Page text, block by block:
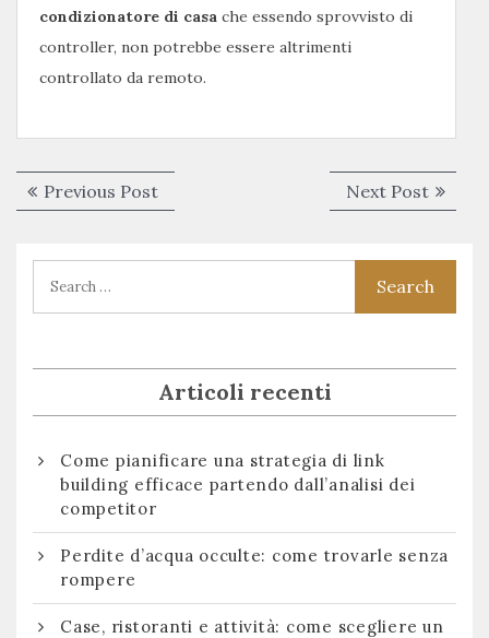
condizionatore di casa che essendo sprovvisto di
controller, non potrebbe essere altrimenti
controllato da remoto.
Navigazione
articoli
Previous PostPrevious
post:
Next PostNext
post:
Articoli recenti
Come pianificare una strategia di link
building efficace partendo dall’analisi dei
competitor
Perdite d’acqua occulte: come trovarle senza
rompere
Case, ristoranti e attività: come scegliere un